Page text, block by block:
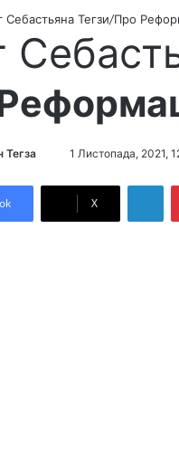
Себастьяна Тегзи/Про
Тегза
d
1 Листопада, 2021,
X